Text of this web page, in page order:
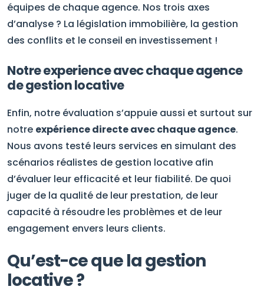
équipes de chaque agence. Nos trois axes
d’analyse ? La législation immobilière, la gestion
des conflits et le conseil en investissement !
Notre experience avec chaque agence
de gestion locative
Enfin, notre évaluation s’appuie aussi et surtout sur
notre expérience directe avec chaque agence.
Nous avons testé leurs services en simulant des
scénarios réalistes de gestion locative afin
d’évaluer leur efficacité et leur fiabilité. De quoi
juger de la qualité de leur prestation, de leur
capacité à résoudre les problèmes et de leur
engagement envers leurs clients.
Qu’est-ce que la gestion
locative ?